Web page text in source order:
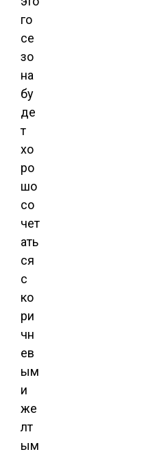
го
се
зо
на
бу
де
т
хо
ро
шо
со
чет
ать
ся
с
ко
ри
чн
ев
ым
и
же
лт
ым